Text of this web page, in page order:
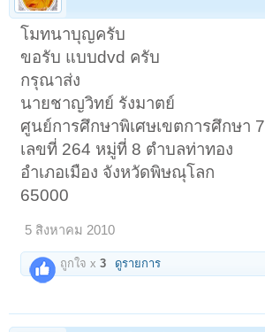
โมทนาบุญครับ
ขอรับ แบบdvd ครับ
กรุณาส่ง
นายชาญวิทย์ รังมาตย์
ศูนย์การศึกษาพิเศษเขตการศึกษา 7
เลขที่ 264 หมู่ที่ 8 ตำบลท่าทอง
อำเภอเมือง จังหวัดพิษณุโลก
65000
5 สิงหาคม 2010
ถูกใจ x3 ดูรายการ